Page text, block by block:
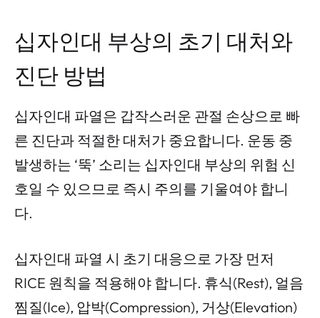
십자인대 부상의 초기 대처와
진단 방법
십자인대 파열은 갑작스러운 관절 손상으로 빠
른 진단과 적절한 대처가 중요합니다. 운동 중
발생하는 ‘뚝’ 소리는 십자인대 부상의 위험 신
호일 수 있으므로 즉시 주의를 기울여야 합니
다.
십자인대 파열 시 초기 대응으로 가장 먼저
RICE 원칙을 적용해야 합니다. 휴식(Rest), 얼음
찜질(Ice), 압박(Compression), 거상(Elevation)